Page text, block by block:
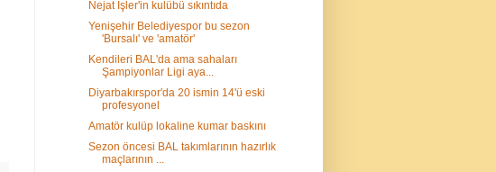
Nejat İşler'in kulübü sıkıntıda
Yenişehir Belediyespor bu sezon
'Bursalı' ve 'amatör'
Kendileri BAL'da ama sahaları
Şampiyonlar Ligi aya...
Diyarbakırspor'da 20 ismin 14'ü eski
profesyonel
Amatör kulüp lokaline kumar baskını
Sezon öncesi BAL takımlarının hazırlık
maçlarının ...